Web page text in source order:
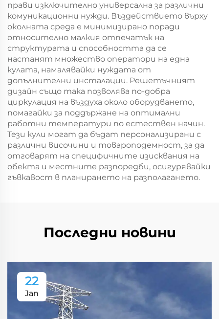
прави изключително универсална за различни
комуникационни нужди. Въздействието върху
околната среда е минимизирано поради
относително малкия отпечатък на
структурата и способността да се
настанят множество оператори на една
кулата, намалявайки нуждата от
допълнителни инсталации. Решетъчният
дизайн също така позволява по-добра
циркулация на въздуха около оборудването,
помагайки за поддържане на оптимални
работни температури по естествен начин.
Тези кули могат да бъдат персонализирани с
различни височини и товароподемност, за да
отговарят на специфичните изисквания на
обекта и местните разпоредби, осигурявайки
гъвкавост в планирането на разполагането.
Последни новини
22
Jan